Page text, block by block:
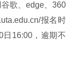
歌、edge、360
报名时
日16:00，逾期不